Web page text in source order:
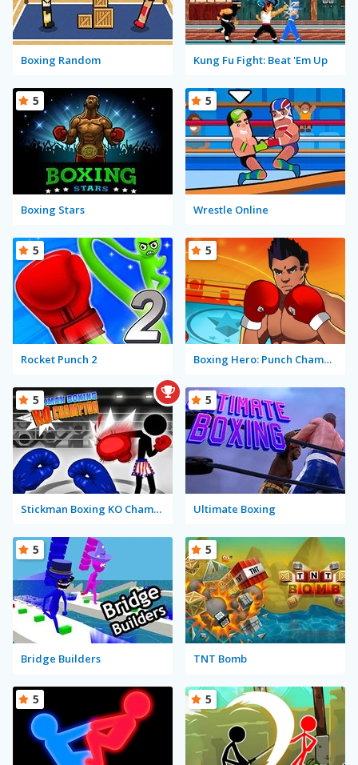
Boxing Random Kung Fu Fight: Beat 'Em Up
Boxing Stars
5
Wrestle Online
5
Rocket Punch 2
5
Boxing Hero: Punch Champions
5
Stickman Boxing KO Champion
5
Ultimate Boxing
5
Bridge Builders
5
TNT Bomb
5
5 5